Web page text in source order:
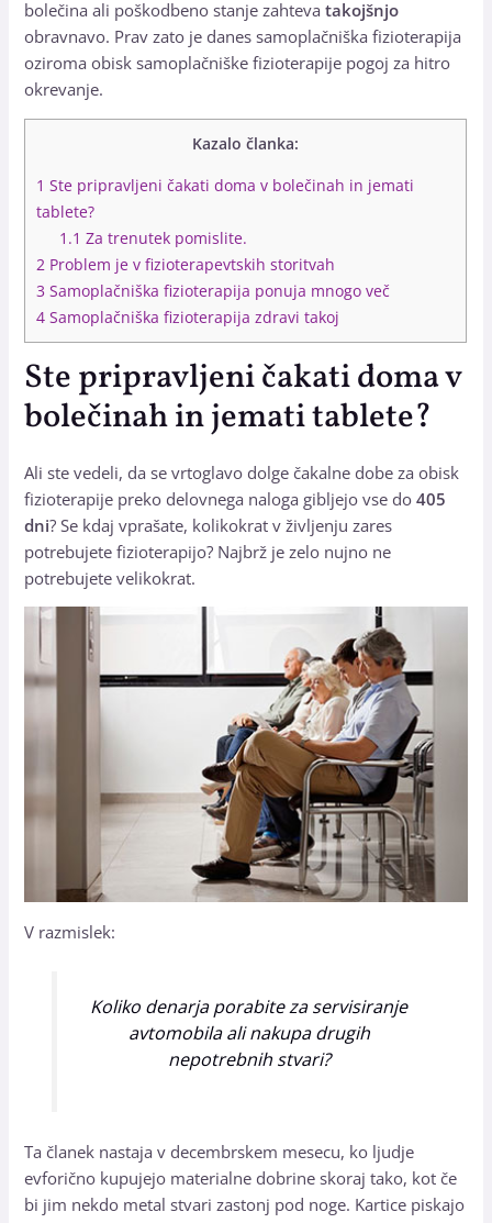
bolečina ali poškodbeno stanje zahtevatakojšnjo
obravnavo. Prav zato je danes samoplačniška fizioterapija
oziroma obisk samoplačniške fizioterapije pogoj za hitro
okrevanje.
Kazalo članka:
1 Ste pripravljeni čakati doma v bolečinah in jemati
tablete?
1.1 Za trenutek pomislite.
2 Problem je v fizioterapevtskih storitvah
3 Samoplačniška fizioterapija ponuja mnogo več
4 Samoplačniška fizioterapija zdravi takoj
Ste pripravljeni čakati doma v
bolečinah injematitablete?
Ali ste vedeli, da se vrtoglavo dolge čakalne dobe za obisk
fizioterapije preko delovnega naloga gibljejo vse do405
dni? Se kdaj vprašate, kolikokrat v življenju zares
potrebujete fizioterapijo? Najbrž je zelo nujno ne
potrebujete velikokrat.
V razmislek:
Koliko denarja porabite za servisiranje
avtomobila ali nakupa drugih
nepotrebnih stvari?
Ta članek nastaja v decembrskem mesecu, ko ljudje
evforično kupujejo materialne dobrine skoraj tako, kot če
bi jim nekdo metal stvari zastonj pod noge. Kartice piskajo